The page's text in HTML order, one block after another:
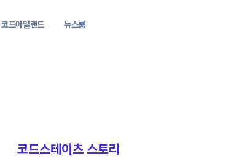
코드아일랜드 뉴스룸
코드스테이츠 스토리